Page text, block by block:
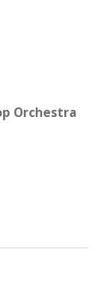
Orchestra